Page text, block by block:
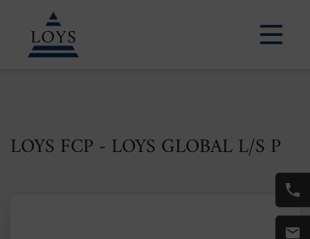
LOYS FCP - LOYS GLOBAL L/S P